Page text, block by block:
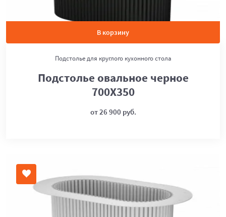
В корзину
Подстолье для круглого кухонного стола
Подстолье овальное черное
700Х350
от 26 900 руб.